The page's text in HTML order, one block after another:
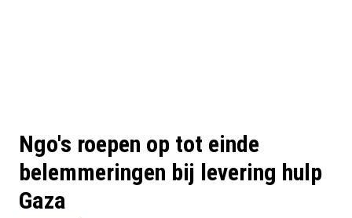
Ngo's roepen op tot einde
belemmeringen bij levering hulp
Gaza